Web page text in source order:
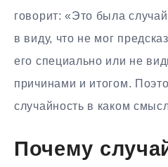
говорит: «Это была
в виду, что не мог
его специально или не
причинами и итогом.
случайность в каком
Почему